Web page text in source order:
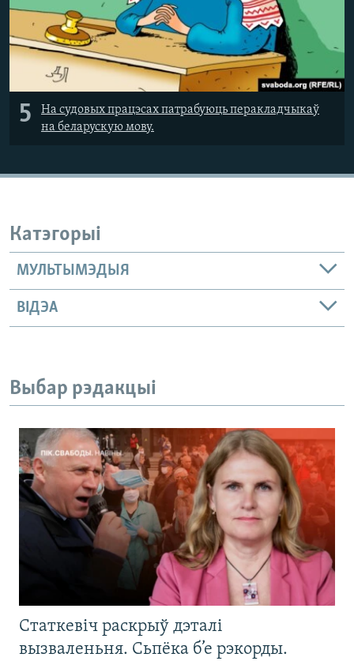
5
На судовых працэсах патрабуюць перакладчыкаў
на беларускую мову.
Катэгорыі
МУЛЬТЫМЭДЫЯ
ВІДЭА
Выбар рэдакцыі
Статкевіч раскрыў дэталі
вызваленьня. Сьпёка б’е рэкорды.